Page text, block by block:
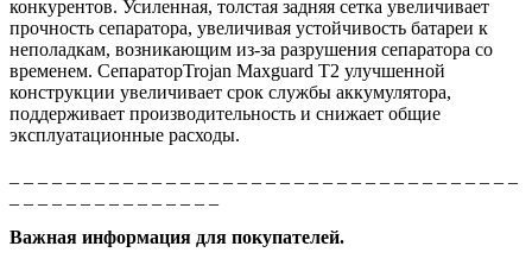
конкурентов. Усиленная, толстая задняя сетка увеличивает
прочность сепаратора, увеличивая устойчивость батареи к
неполадкам, возникающим из-за разрушения сепаратора со
временем. СепараторTrojan Maxguard T2 улучшенной
конструкции увеличивает срок службы аккумулятора,
поддерживает производительность и снижает общие
эксплуатационные расходы.
Важная информация для покупателей.